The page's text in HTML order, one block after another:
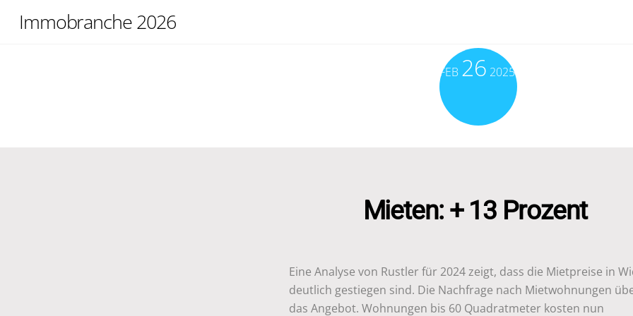
Immobranche 2026
FEB 26 2025
Mieten: + 13 Prozent
Eine Analyse von Rustler für 2024 zeigt, dass die Mietpreise in
deutlich gestiegen sind. Die Nachfrage nach Mietwohnungen
das Angebot. Wohnungen bis 60 Quadratmeter kosten nun